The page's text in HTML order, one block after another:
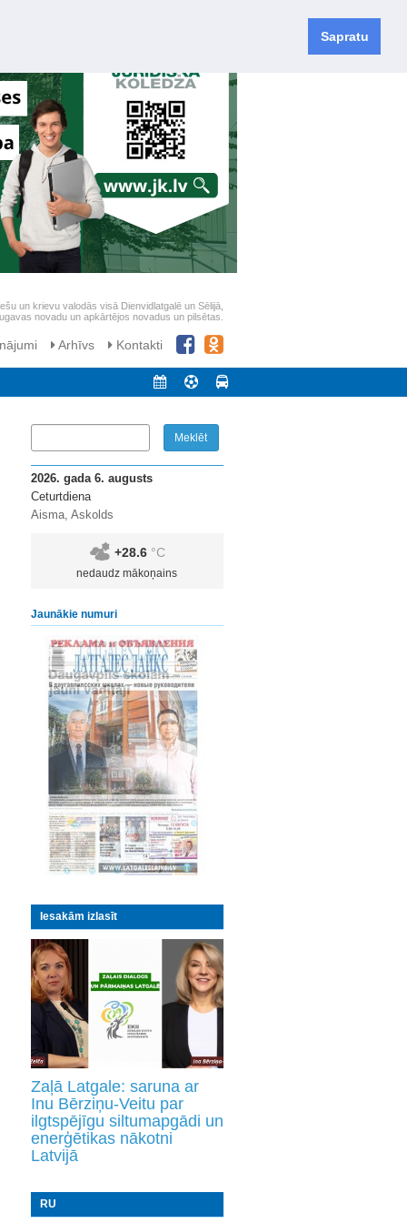
Sapratu
un krievu valodās visā Dienvidlatgalē un Sēlijā,
novadu un apkārtējos novadus un pilsētas.
Arhīvs Kontakti
2026. gada 6. augusts
Ceturtdiena
Aisma, Askolds
+28.6 °C
nedaudz mākoņains
Jaunākie numuri
Iesakām izlasīt
Zaļā Latgale: saruna ar
Inu Bērziņu-Veitu par
ilgtspējīgu siltumapgādi un
enerģētikas nākotni
Latvijā
RU